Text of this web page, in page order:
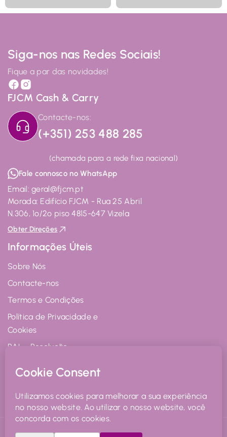
Siga-nos nas Redes Sociais!
Fique a par das novidades!
FJCM Cash & Carry
Contacte-nos:
(+351) 253 488 285
(chamada para a rede fixa nacional)
Fale connosco no WhatsApp
Email: geral@fjcm.pt
Morada: Edifício FJCM - Rua 25 Abril
N.306, 1º/2º piso 4815-647 Vizela
Obter Direções
Informações Úteis
Sobre Nós
Contacte-nos
Termos e Condições
Política de Privacidade e
Cookies
RAL - Resolução
Livro de Reclamações